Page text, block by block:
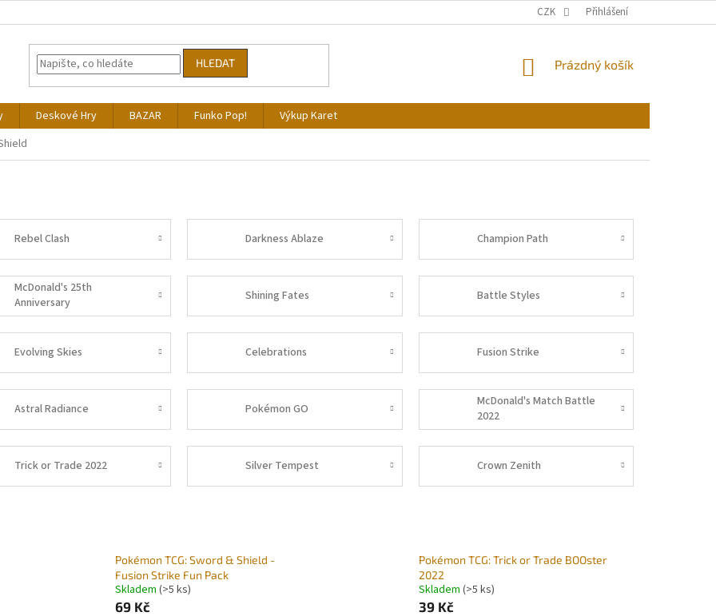
CZK Přihlášení
HLEDAT
NÁKUPNÍ
Prázdný košík
Deskové Hry BAZAR Funko Pop!
Výkup Karet
Rebel Clash Darkness Ablaze Champion Path
McDonald's 25th
Anniversary
Shining Fates Battle Styles
Evolving Skies Celebrations Fusion Strike
Astral Radiance Pokémon GO
McDonald's Match Battle
2022
Trick or Trade 2022 Silver Tempest Crown Zenith
Pokémon TCG: Sword & Shield -
Fusion Strike Fun Pack
Skladem(>5 ks)
69 Kč
Pokémon TCG: Trick or Trade BOOster
2022
Skladem (>5 ks)
39 Kč